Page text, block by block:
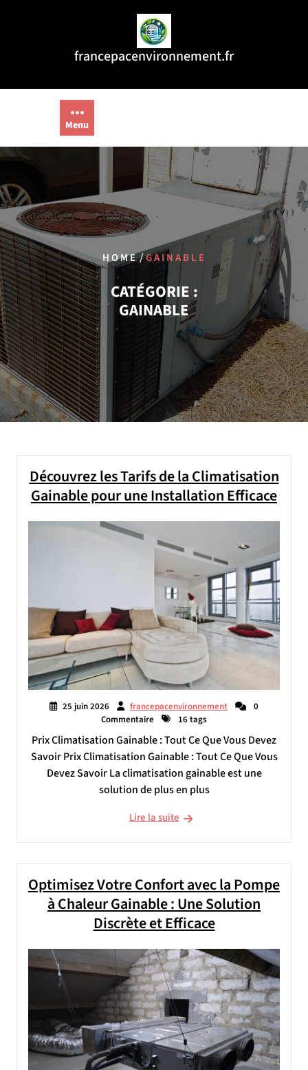
francepacenvironnement.fr
Menu
HOME/GAINABLE
CATÉGORIE :
GAINABLE
Découvrez les Tarifs de la Climatisation
Gainable pour une Installation Efficace
25 juin 2026 francepacenvironnement
0
Commentaire
16 tags
Prix Climatisation Gainable : Tout Ce Que Vous Devez
Savoir Prix Climatisation Gainable : Tout Ce Que Vous
Devez Savoir La climatisation gainable est une
solution de plus en plus
Lire la suite
Optimisez Votre Confort avec la Pompe
à Chaleur Gainable : Une Solution
Discrète et Efficace